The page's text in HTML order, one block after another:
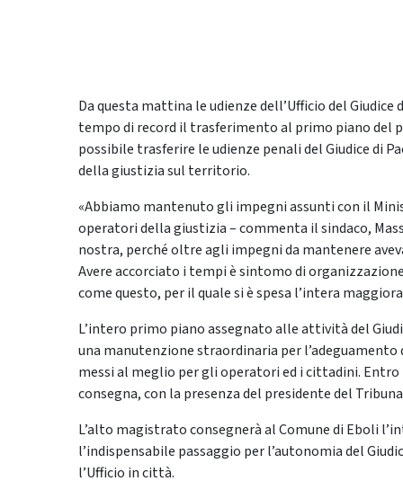
Da questa mattina le udienze dell’Ufficio del
tempo di record il trasferimento al primo piano del
possibile trasferire le udienze penali del Giudice di
della giustizia sul territorio.
«Abbiamo mantenuto gli impegni assunti con il
operatori della giustizia – commenta il sindaco,
nostra, perché oltre agli impegni da mantenere
Avere accorciato i tempi è sintomo di
come questo, per il quale si è spesa l’intera
L’intero primo piano assegnato alle attività del
una manutenzione straordinaria per
messi al meglio per gli operatori ed i cittadini.
consegna, con la presenza del presidente del
L’alto magistrato consegnerà al Comune di Eboli
l’indispensabile passaggio per l’autonomia del
l’Ufficio in città.